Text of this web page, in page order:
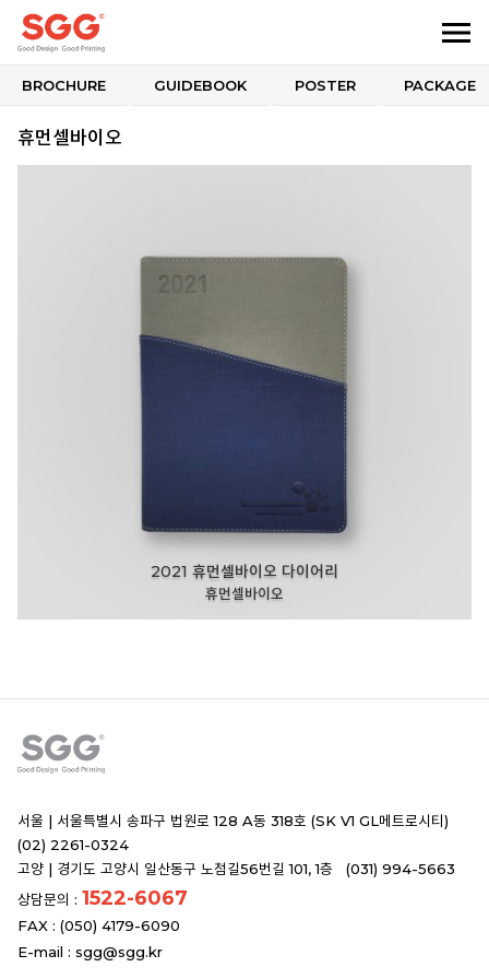
BROCHURE GUIDEBOOK POSTER PACKAGE
휴먼셀바이오
2021 휴먼셀바이오 다이어리
휴먼셀바이오
서울 | 서울특별시 송파구 법원로 128 A동 318호 (SK V1 GL메트로시티)
(02) 2261-0324
고양 | 경기도 고양시 일산동구 노첨길56번길 101, 1층 (031) 994-5663
상담문의 : 1522-6067
FAX : (050) 4179-6090
E-mail : sgg@sgg.kr